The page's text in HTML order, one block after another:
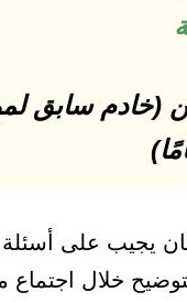
(خادم سابق
يجيب على أسئلة
خلال